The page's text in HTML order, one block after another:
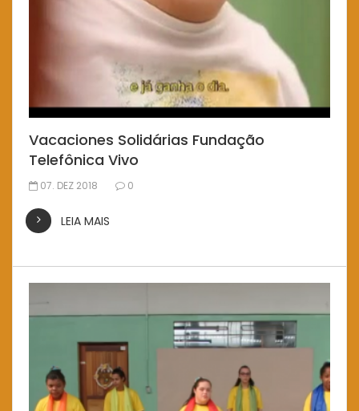
Vacaciones Solidárias Fundação
Telefônica Vivo
07. DEZ 2018 0
LEIA MAIS